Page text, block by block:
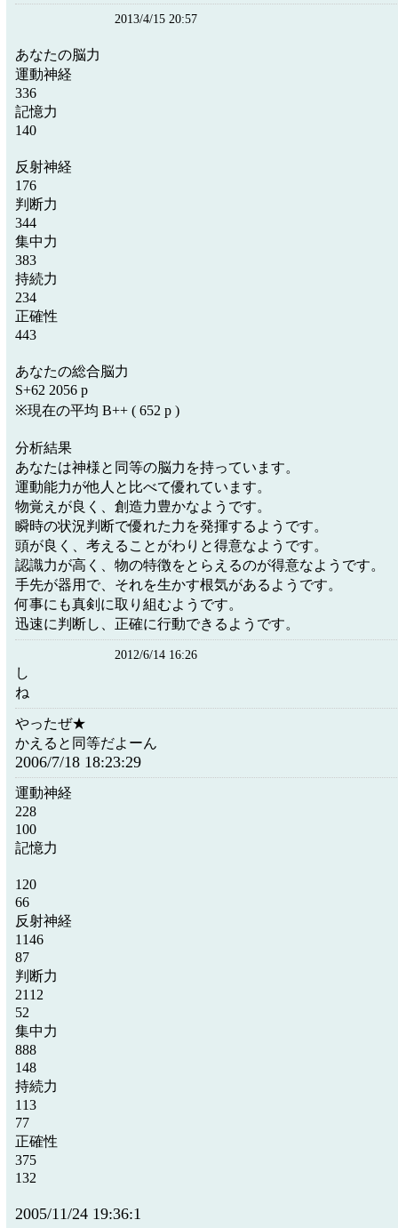
2013/4/15 20:57
あなたの脳力
運動神経
336
記憶力
140
反射神経
176
判断力
344
集中力
383
持続力
234
正確性
443
あなたの総合脳力
S+62 2056 p
※現在の平均 B++ ( 652 p )
分析結果
あなたは神様と同等の脳力を持っています。
運動能力が他人と比べて優れています。
物覚えが良く、創造力豊かなようです。
瞬時の状況判断で優れた力を発揮するようです。
頭が良く、考えることがわりと得意なようです。
認識力が高く、物の特徴をとらえるのが得意なようです。
手先が器用で、それを生かす根気があるようです。
何事にも真剣に取り組むようです。
迅速に判断し、正確に行動できるようです。
2012/6/14 16:26
し
ね
やったぜ★
かえると同等だよーん
2006/7/18 18:23:29
運動神経
228
100
記憶力
120
66
反射神経
1146
87
判断力
2112
52
集中力
888
148
持続力
113
77
正確性
375
132
2005/11/24 19:36:1